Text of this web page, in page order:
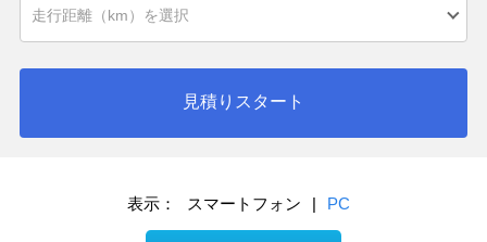
見積りスタート
表示： スマートフォン | PC